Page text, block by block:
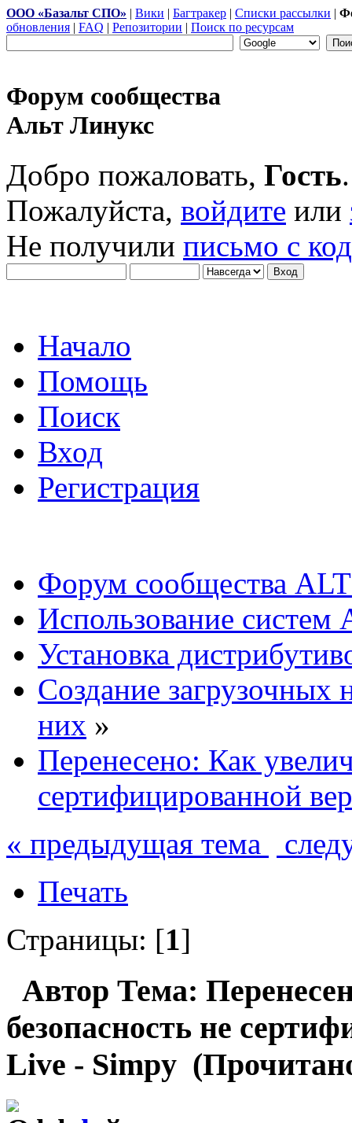
ООО «Базальт СПО» | Вики | Багтракер | Списки рассылки |
обновления | FAQ | Репозитории | Поиск по ресурсам
Форум сообщества
Альт Линукс
Добро пожаловать, Гость.
Пожалуйста, войдите или
Не получили письмо с
Начало
Помощь
Поиск
Вход
Регистрация
Форум сообщества
Использование систем
Установка
Создание загрузочных
них »
Перенесено: Как
сертифицированной
« предыдущая тема
Печать
Страницы: [1]
Автор Тема:
безопасность не
Live - Simpy